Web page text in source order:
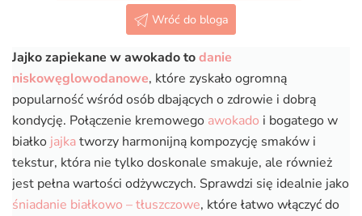
zapiekane
w
awokado
LowCarb)
Wróć do bloga
Jajko zapiekane w awokado todanie
niskowęglowodanowe, które zyskało ogromną
popularność wśród osób dbających o zdrowie i dobrą
kondycję. Połączenie kremowego awokado i bogatego w
białko jajkatworzy harmonijną kompozycję smaków i
tekstur, która nie tylko doskonale smakuje, ale również
jest pełna wartości odżywczych. Sprawdzi się idealnie jako
śniadanie białkowo – tłuszczowe, które łatwo włączyć do